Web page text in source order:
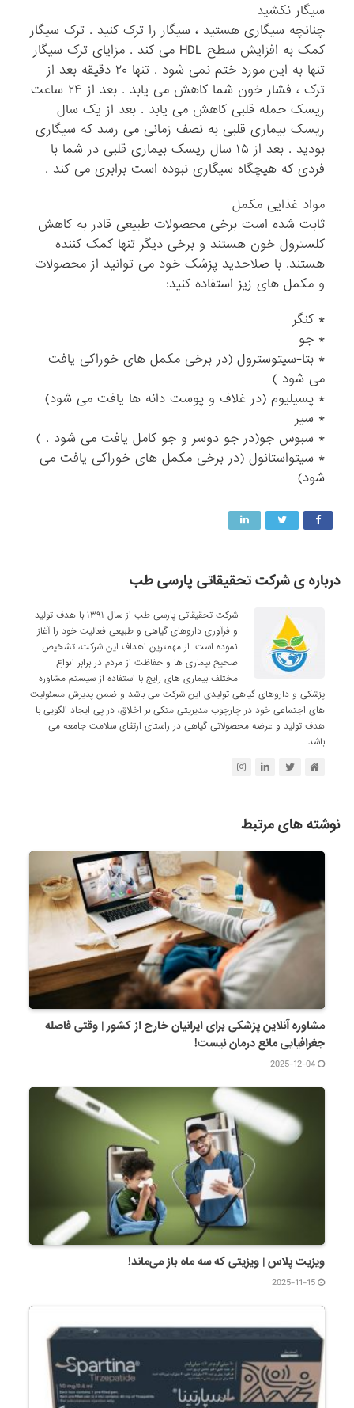
سیگار نکشید
چنانچه سیگاری هستید ، سیگار را ترک کنید . ترک سیگار
کمک به افزایش سطح HDL می کند . مزایای ترک سیگار
تنها به این مورد ختم نمی شود . تنها ۲۰ دقیقه بعد از
ترک ، فشار خون شما کاهش می یابد . بعد از ۲۴ ساعت
ریسک حمله قلبی کاهش می یابد . بعد از یک سال
ریسک بیماری قلبی به نصف زمانی می رسد که سیگاری
بودید . بعد از ۱۵ سال ریسک بیماری قلبی در شما با
فردی که هیچگاه سیگاری نبوده است برابری می کند .
مواد غذایی مکمل
ثابت شده است برخی محصولات طبیعی قادر به کاهش
کلسترول خون هستند و برخی دیگر تنها کمک کننده
هستند. با صلاحدید پزشک خود می توانید از محصولات
و مکمل های زیز استفاده کنید:
* کنگر
* جو
* بتا-سیتوسترول (در برخی مکمل های خوراکی یافت
می شود )
* پسیلیوم (در غلاف و پوست دانه ها یافت می شود)
* سیر
* سبوس جو(در جو دوسر و جو کامل یافت می شود . )
* سیتواستانول (در برخی مکمل های خوراکی یافت می
شود)
درباره ی شرکت تحقیقاتی پارسی طب
شرکت تحقیقاتی پارسی طب از سال ۱۳۹۱ با هدف تولید
و فرآوری داروهای گیاهی و طبیعی فعالیت خود را آغاز
نموده است. از مهمترین اهداف این شرکت، تشخیص
صحیح بیماری ها و حفاظت از مردم در برابر انواع
مختلف بیماری های رایج با استفاده از سیستم مشاوره
پزشکی و داروهای گیاهی تولیدی این شرکت می باشد و ضمن پذیرش مسئولیت
های اجتماعی خود در چارچوب مدیریتی متکی بر اخلاق، در پی ایجاد الگویی با
هدف تولید و عرضه محصولاتی گیاهی در راستای ارتقای سلامت جامعه می
باشد.
نوشته های مرتبط
مشاوره آنلاین پزشکی برای ایرانیان خارج از کشور | وقتی فاصله
جغرافیایی مانع درمان نیست!
2025-12-04
ویزیت پلاس | ویزیتی که سه ماه باز می‌ماند!
2025-11-15